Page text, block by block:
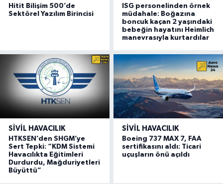
Hitit Bilişim 500’de
Sektörel Yazılım Birincisi
ISG personelinden örnek
müdahale: Boğazına
boncuk kaçan 2 yaşındaki
bebeğin hayatını Heimlich
manevrasıyla kurtardılar
SIVIL HAVACILIK
HTKSEN’den SHGM’ye
Sert Tepki: “KDM Sistemi
Havacılıkta Eğitimleri
Durdurdu, Mağduriyetleri
Büyüttü”
SIVIL HAVACILIK
Boeing 737 MAX 7, FAA
sertifikasını aldı: Ticari
uçuşların önü açıldı